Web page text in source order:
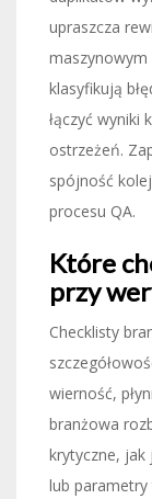
upraszcza
klasyfikują
łączyć wyniki
ostrzeżeń.
spójność
procesu QA.
Które
przy
Checklisty
wierność,
branżowa
krytyczne, jak
lub parametry